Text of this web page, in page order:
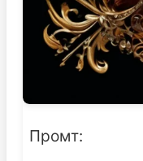
Промт: